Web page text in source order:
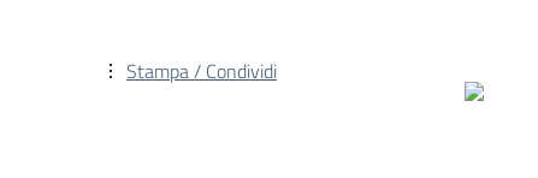
Stampa / Condividi